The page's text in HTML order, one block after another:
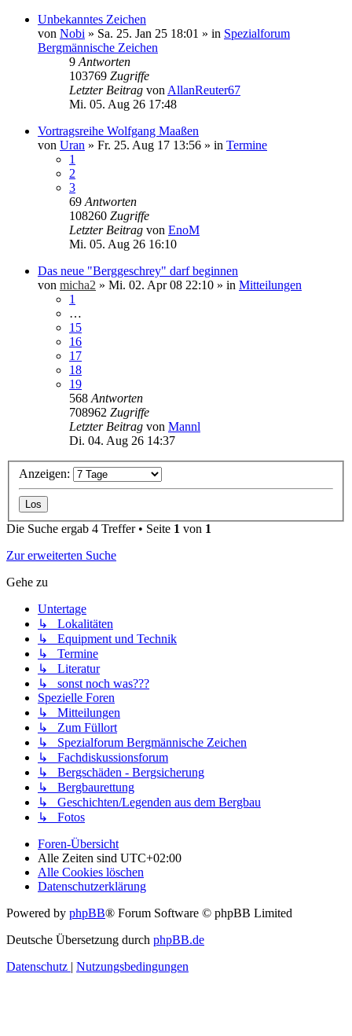
Unbekanntes Zeichen
von Nobi » Sa. 25. Jan 25 18:01 » in Spezialforum
Bergmännische Zeichen
9 Antworten
103769 Zugriffe
Letzter Beitrag von AllanReuter67
Mi. 05. Aug 26 17:48
Vortragsreihe Wolfgang Maaßen
von Uran » Fr. 25. Aug 17 13:56 » in Termine
1
2
3
69 Antworten
108260 Zugriffe
Letzter Beitrag von EnoM
Mi. 05. Aug 26 16:10
Das neue "Berggeschrey" darf beginnen
von micha2 » Mi. 02. Apr 08 22:10 » in Mitteilungen
1
…
15
16
17
18
19
568 Antworten
708962 Zugriffe
Letzter Beitrag von Mannl
Di. 04. Aug 26 14:37
Anzeigen:
Die Suche ergab 4 Treffer • Seite 1 von 1
Zur erweiterten Suche
Gehe zu
Untertage
↳ Lokalitäten
↳ Equipment und Technik
↳ Termine
↳ Literatur
↳ sonst noch was???
Spezielle Foren
↳ Mitteilungen
↳ Zum Füllort
↳ Spezialforum Bergmännische Zeichen
↳ Fachdiskussionsforum
↳ Bergschäden - Bergsicherung
↳ Bergbaurettung
↳ Geschichten/Legenden aus dem Bergbau
↳ Fotos
Foren-Übersicht
Alle Zeiten sind UTC+02:00
Alle Cookies löschen
Datenschutzerklärung
Powered by phpBB® Forum Software © phpBB Limited
Deutsche Übersetzung durch phpBB.de
Datenschutz | Nutzungsbedingungen